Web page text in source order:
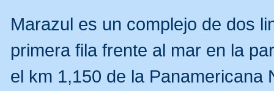
Marazul es un complejo de dos
primera fila frente al mar en la
el km 1,150 de la Panamericana